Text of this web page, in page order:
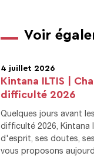
Voir
4 juillet 2026
Kintana ILTIS |
difficulté 2026
Quelques jours avant
difficulté 2026, Kintana
d'esprit, ses doutes,
vous proposons